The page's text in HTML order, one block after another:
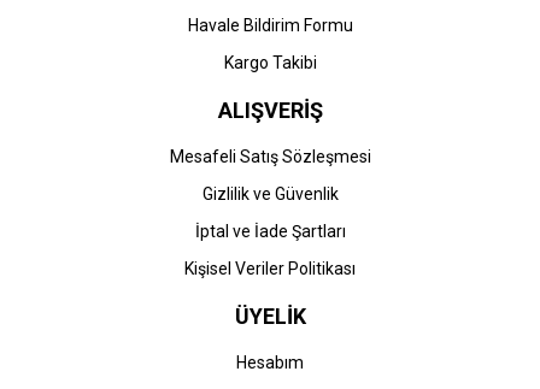
Havale Bildirim Formu
Kargo Takibi
ALIŞVERİŞ
Mesafeli Satış Sözleşmesi
Gizlilik ve Güvenlik
İptal ve İade Şartları
Kişisel Veriler Politikası
ÜYELİK
Hesabım